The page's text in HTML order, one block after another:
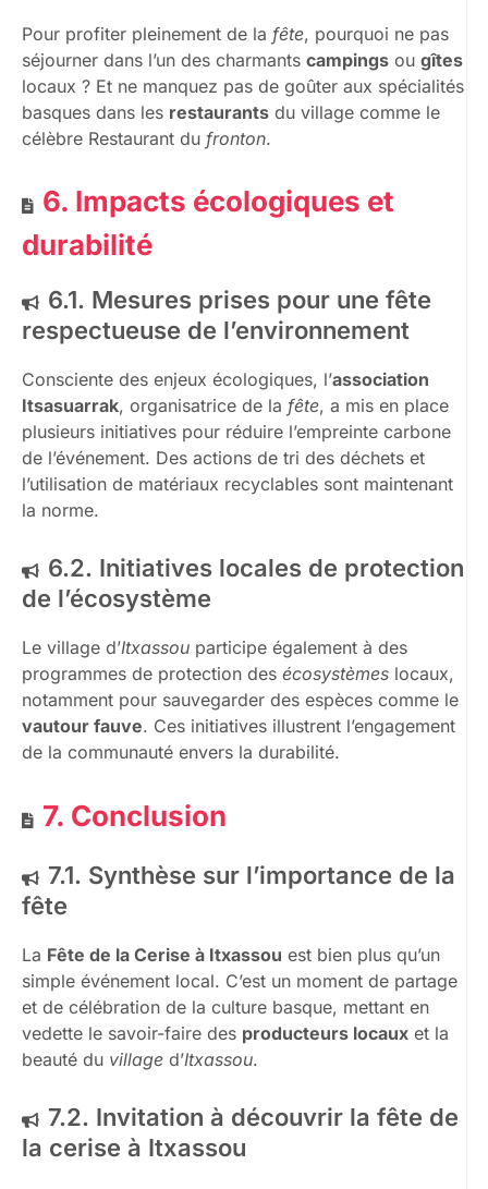
Pour profiter pleinement de la fête, pourquoi ne pas
séjourner dans l’un des charmants campings ou gîtes
locaux ? Et ne manquez pas de goûter aux spécialités
basques dans les restaurants du village comme le
célèbre Restaurant du fronton.
6. Impacts écologiques et
durabilité
6.1. Mesures prises pour une fête
respectueuse de l’environnement
Consciente des enjeux écologiques, l’association
Itsasuarrak, organisatrice de la fête, a mis en place
plusieurs initiatives pour réduire l’empreinte carbone
de l’événement. Des actions de tri des déchets et
l’utilisation de matériaux recyclables sont maintenant
la norme.
6.2. Initiatives locales de protection
de l’écosystème
Le village d’Itxassou participe également à des
programmes de protection des écosystèmes locaux,
notamment pour sauvegarder des espèces comme le
vautour fauve. Ces initiatives illustrent l’engagement
de la communauté envers la durabilité.
7. Conclusion
7.1. Synthèse sur l’importance de la
fête
La Fête de la Cerise à Itxassou est bien plus qu’un
simple événement local. C’est un moment de partage
et de célébration de la culture basque, mettant en
vedette le savoir-faire des producteurs locaux et la
beauté du village d’Itxassou.
7.2. Invitation à découvrir la fête de
la cerise à Itxassou